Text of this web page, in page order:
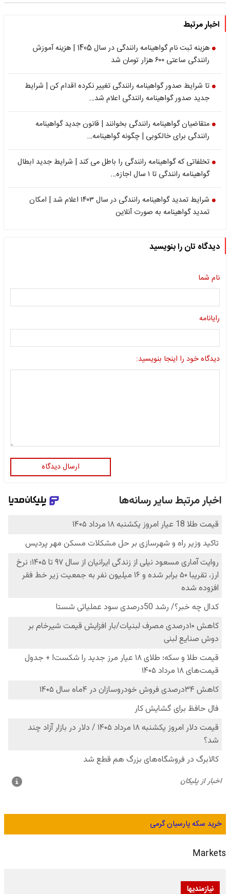
اخبار مرتبط
هزینه ثبت نام گواهینامه رانندگی در سال 1405 | هزینه آموزش
رانندگی ساعتی ۶۰۰ هزار تومان شد
تا شرایط صدور گواهینامه رانندگی تغییر نکرده اقدام کن | شرایط
جدید صدور گواهینامه رانندگی اعلام شد…
متقاضیان گواهینامه رانندگی بخوانند | قانون جدید گواهینامه
رانندگی برای خالکوبی | چگونه گواهینامه…
تخلفاتی که گواهینامه رانندگی را باطل می کند | شرایط جدید ابطال
گواهینامه رانندگی تا ۱ سال اجازه…
شرایط تمدید گواهینامه رانندگی در سال ۱۴۰۳ اعلام شد | امکان
تمدید گواهینامه به صورت آنلاین
دیدگاه تان را بنویسید
نام شما
رایانامه
دیدگاه خود را اینجا بنویسید:
ارسال دیدگاه
خرید سکه پارسیان گرمی
Markets
نیازمندیها